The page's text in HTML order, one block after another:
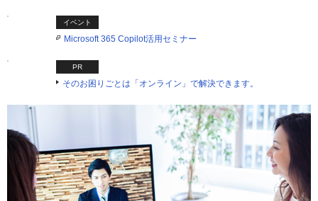
イベント
Microsoft 365 Copilot活用セミナー
PR
そのお困りごとは「オンライン」で解決できます。